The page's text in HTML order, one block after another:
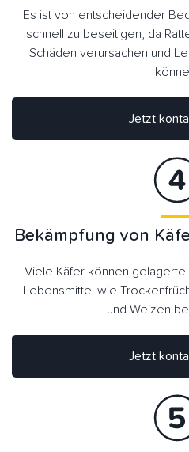
Es ist von entscheidender
schnell zu beseitigen, da
Schäden verursachen und
Jetzt
Jetzt
Bekämpfung von
Viele Käfer können
Lebensmittel wie
und Weizen